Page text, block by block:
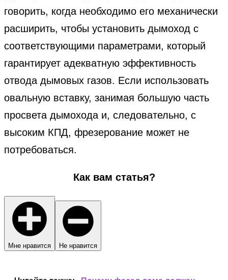
говорить, когда необходимо его механически
расширить, чтобы установить дымоход с
соответствующими параметрами, который
гарантирует адекватную эффективность
отвода дымовых газов. Если использовать
овальную вставку, занимая большую часть
просвета дымохода и, следовательно, с
высоким КПД, фрезерование может не
потребоваться.
Как вам статья?
Мне нравится Не нравится